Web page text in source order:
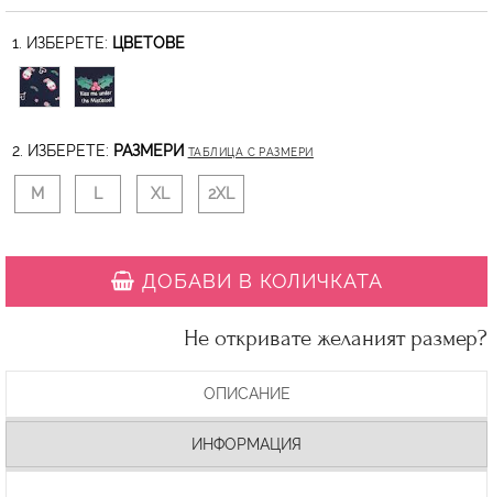
1. ИЗБЕРЕТЕ: ЦВЕТОВЕ
2. ИЗБЕРЕТЕ: РАЗМЕРИ ТАБЛИЦА С РАЗМЕРИ
M L XL 2XL
ДОБАВИ В КОЛИЧКАТА
Не откривате желаният размер?
ОПИСАНИЕ
ИНФОРМАЦИЯ